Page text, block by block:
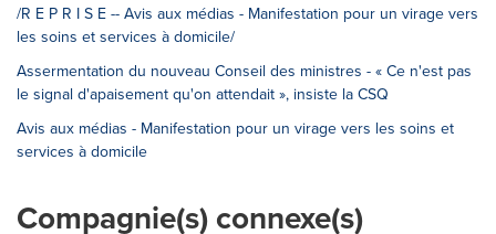
/R E P R I S E -- Avis aux médias - Manifestation pour un virage vers
les soins et services à domicile/
Assermentation du nouveau Conseil des ministres - « Ce n'est pas
le signal d'apaisement qu'on attendait », insiste la CSQ
Avis aux médias - Manifestation pour un virage vers les soins et
services à domicile
Compagnie(s) connexe(s)